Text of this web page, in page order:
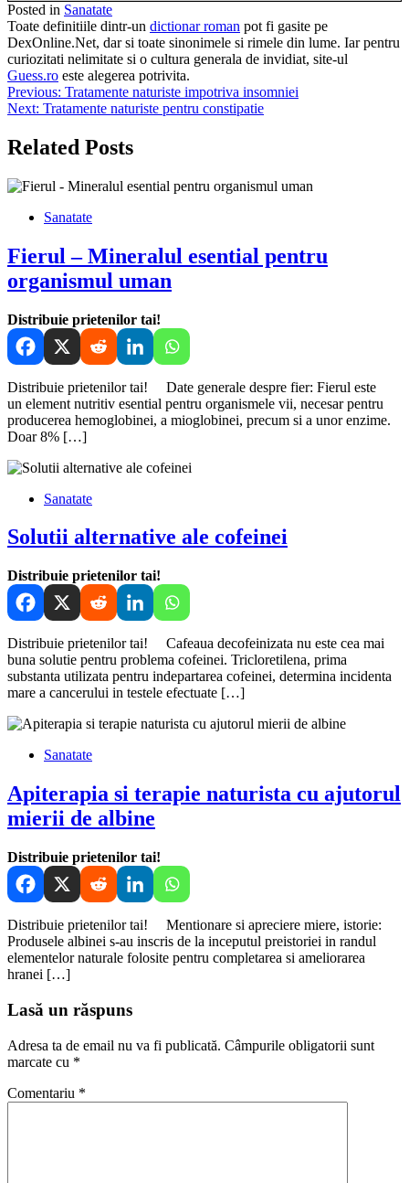
Posted in Sanatate
Toate definitiile dintr-un dictionar roman pot fi gasite pe
DexOnline.Net, dar si toate sinonimele si rimele din lume. Iar pentru
curiozitati nelimitate si o cultura generala de invidiat, site-ul
Guess.ro este alegerea potrivita.
Navigare
în
articole
Previous: Tratamente naturiste impotriva insomniei
Next: Tratamente naturiste pentru constipatie
Related Posts
Sanatate
Fierul – Mineralul esential pentru
organismul uman
Distribuie prietenilor tai!
Distribuie prietenilor tai! Date generale despre fier: Fierul este
un element nutritiv esential pentru organismele vii, necesar pentru
producerea hemoglobinei, a mioglobinei, precum si a unor enzime.
Doar 8% […]
Sanatate
Solutii alternative ale cofeinei
Distribuie prietenilor tai!
Distribuie prietenilor tai! Cafeaua decofeinizata nu este cea mai
buna solutie pentru problema cofeinei. Tricloretilena, prima
substanta utilizata pentru indepartarea cofeinei, determina incidenta
mare a cancerului in testele efectuate […]
Sanatate
Apiterapia si terapie naturista cu ajutorul
mierii de albine
Distribuie prietenilor tai!
Distribuie prietenilor tai! Mentionare si apreciere miere, istorie:
Produsele albinei s-au inscris de la inceputul preistoriei in randul
elementelor naturale folosite pentru completarea si ameliorarea
hranei […]
Lasă un răspuns
Adresa ta de email nu va fi publicată. Câmpurile obligatorii sunt
marcate cu *
Comentariu *